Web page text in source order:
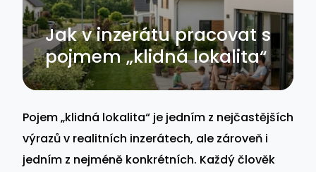
Jak v inzerátu pracovat s
pojmem „klidná lokalita“
Pojem „klidná lokalita“ je jedním z nejčastějších
výrazů v realitních inzerátech, ale zároveň i
jedním z nejméně konkrétních. Každý člověk